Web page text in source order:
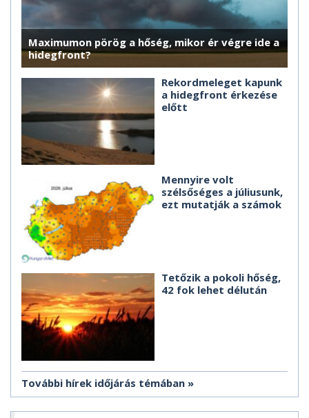
Maximumon pörög a hőség, mikor ér végre ide a
hidegfront?
Rekordmeleget kapunk
a hidegfront érkezése
előtt
Mennyire volt
szélsőséges a júliusunk,
ezt mutatják a számok
Tetőzik a pokoli hőség,
42 fok lehet délután
További hírek időjárás témában